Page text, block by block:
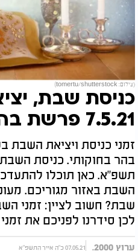
(צילום: tomertu/shutterstock)
כניסת שבת,
7.5.21 פרשת בהר בחוקותי
זמני כניסת ויציאת השבת
תשפ"א. כאן תוכלו
השבת באזור מגוריכם.
שבת? חשוב לציין: זמני
לכן סידרנו לפניכם את
ערוץ 2000. 07.05.21 כ"ה אייר התשפ"א